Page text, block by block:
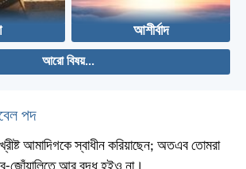
আশীর্বাদ
আরো বিষয়...
পদ
আমাদিগকে স্বাধীন করিয়াছেন; অতএব তোমরা